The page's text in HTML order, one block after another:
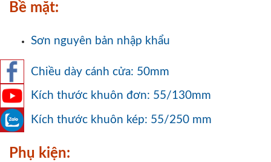
Bề mặt:
Sơn nguyên bản nhập khẩu
Chiều dày cánh cửa: 50mm
Kích thước khuôn đơn: 55/130mm
Kích thước khuôn kép: 55/250 mm
Phụ kiện: